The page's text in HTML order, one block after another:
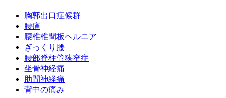
胸郭出口症候群
腰痛
腰椎椎間板ヘルニア
ぎっくり腰
腰部脊柱管狭窄症
坐骨神経痛
肋間神経痛
背中の痛み